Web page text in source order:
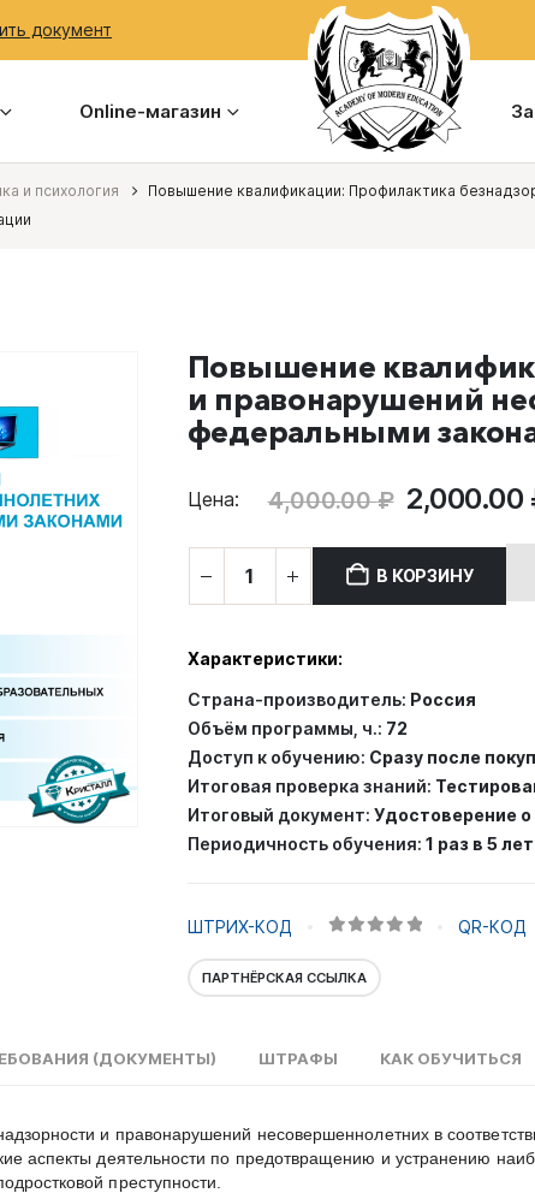
документ
Online-магазин
и психология
Повышение квалификации: Профилактика
Повышение
и правонарушений
федеральными
Цена: 4,000.00₽
4,000.00
2,000.00
Профилактика
безнадзорности
и
правонарушений
несовершеннолетних
в
соответствии
законами
Российской
Федерации
В КОРЗИНУ
Характеристики:
Страна-производитель: Россия
Объём программы, ч.: 72
Доступ к обучению: Сразу после
Итоговая проверка знаний:
Итоговый документ: Удостоверение
Периодичность обучения: 1 раз в 5 лет
ШТРИХ-КОД QR-КОД
ПАРТНЁРСКАЯ ССЫЛКА
(ДОКУМЕНТЫ) ШТРАФЫ КАК ОБУЧИТЬСЯ
и правонарушений несовершеннолетних в
аспекты деятельности по предотвращению и устранению
преступности.